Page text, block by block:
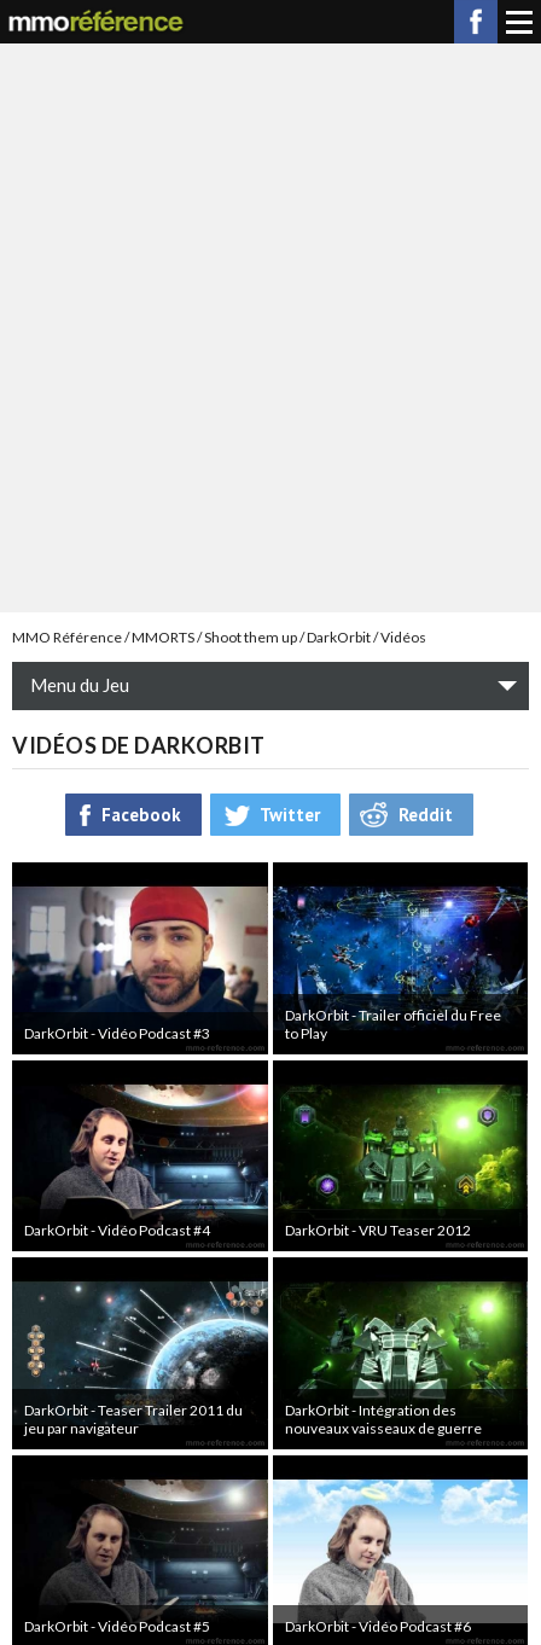
MMO Référence MMORTS Shoot them up DarkOrbit Vidéos
Menu du Jeu
VIDÉOS DE DARKORBIT
Facebook Twitter Reddit
DarkOrbit - Vidéo Podcast #3
DarkOrbit - Trailer officiel du Free
to Play
DarkOrbit - Vidéo Podcast #4 DarkOrbit - VRU Teaser 2012
DarkOrbit - Teaser Trailer 2011 du
jeu par navigateur
DarkOrbit - Intégration des
nouveaux vaisseaux de guerre
DarkOrbit - Vidéo Podcast #5 DarkOrbit - Vidéo Podcast #6